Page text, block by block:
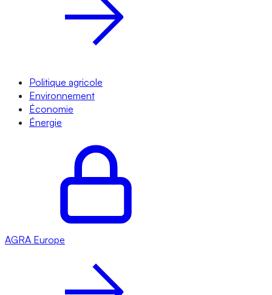
Politique agricole
Environnement
Économie
Énergie
AGRA Europe